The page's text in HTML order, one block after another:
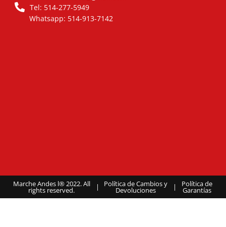
Tel: 514-277-5949
Whatsapp: 514-913-7142
Marche Andes l® 2022. All
rights reserved. | Política de Cambios y
Devoluciones | Política de
Garantías